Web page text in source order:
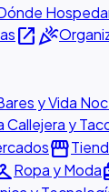
open_in_newcelebration
y Vida
Callejera y
storefront
Ropa y Moda